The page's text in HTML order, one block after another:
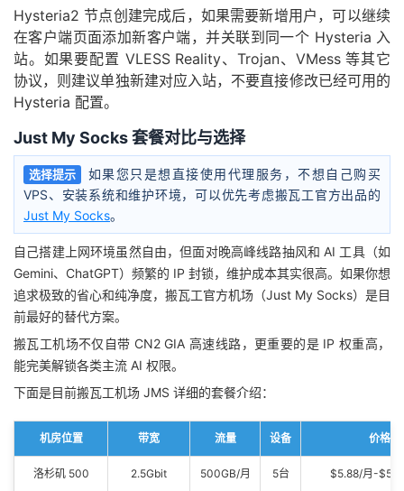
Hysteria2 节点创建完成后，如果需要新增用户，可以继续
在客户端页面添加新客户端，并关联到同一个 Hysteria 入
站。如果要配置 VLESS Reality、Trojan、VMess 等其它
协议，则建议单独新建对应入站，不要直接修改已经可用的
Hysteria 配置。
Just My Socks 套餐对比与选择
选择提示
如果您只是想直接使用代理服务，不想自己购买
VPS、安装系统和维护环境，可以优先考虑搬瓦工官方出品的
Just My Socks。
自己搭建上网环境虽然自由，但面对晚高峰线路抽风和 AI 工具（如
Gemini、ChatGPT）频繁的 IP 封锁，维护成本其实很高。如果你想
追求极致的省心和纯净度，搬瓦工官方机场（Just My Socks）是目
前最好的替代方案。
搬瓦工机场不仅自带 CN2 GIA 高速线路，更重要的是 IP 权重高，
能完美解锁各类主流 AI 权限。
下面是目前搬瓦工机场 JMS 详细的套餐介绍：
机房位置 带宽 流量 设备 价格
洛杉矶 500 2.5Gbit 500GB/月 5台 $5.88/月-